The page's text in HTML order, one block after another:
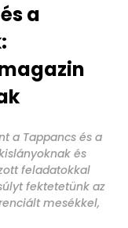
a
a Tappancs és a
és
feladatokkal
fektetetünk az
mesékkel,